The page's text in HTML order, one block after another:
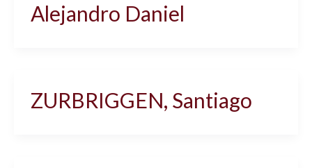
Alejandro Daniel
ZURBRIGGEN, Santiago